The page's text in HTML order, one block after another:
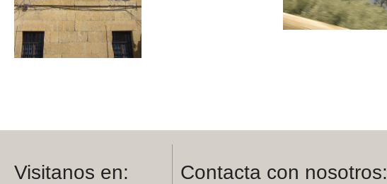
Visitanos en: Contacta con nosotros: